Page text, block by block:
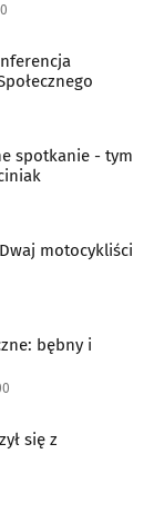
spotkanie - tym
motocykliści
bębny i
się z